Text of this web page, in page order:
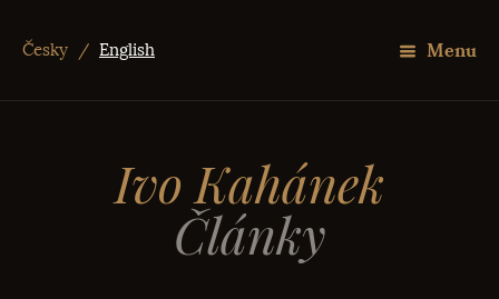
Menu
Česky / English
Ivo Kahánek
Články